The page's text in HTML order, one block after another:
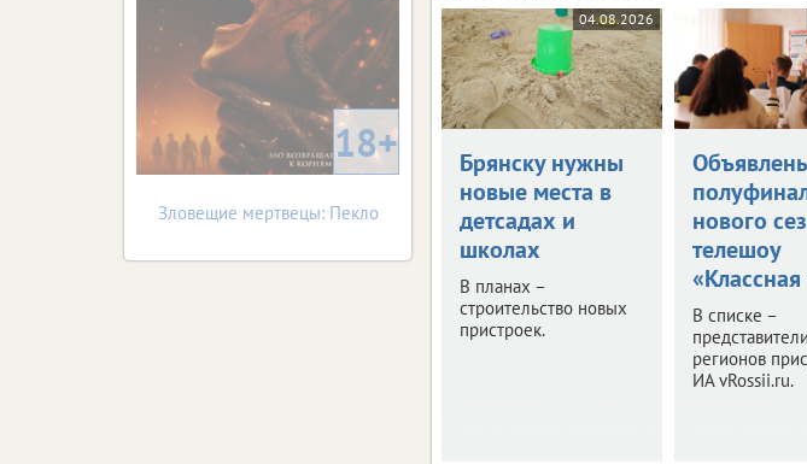
04.08.2026
Брянску нужны
новые места в
детсадах и
школах
В планах –
строительство новых
пристроек.
нового
телешоу
В списке –
представители
регионов
ИА vRossii.ru.
18+
Зловещие мертвецы: Пекло